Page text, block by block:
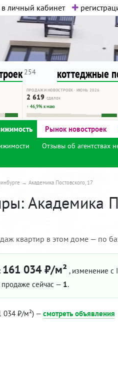
в личный кабинет
шок-
вам. Удачи!
254 коттеджные
ПРОДАЖИ НОВОСТРОЕК · ИЮНЬ 2026
2 619 сделок
↑ 46,9% к маю
Рынок новостроек
Отзывы об агентствах
Академика Постовского, 17
Академика
квартир в этом доме — по
161 034 ₽/м² , изменение с
продаже сейчас — 1.
034 ₽/м²) — смотреть объявления